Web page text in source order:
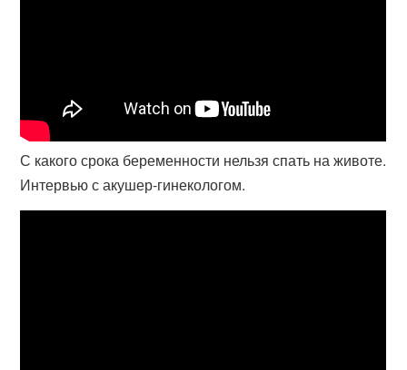
С какого срока беременности нельзя спать на животе.
Интервью с акушер-гинекологом.